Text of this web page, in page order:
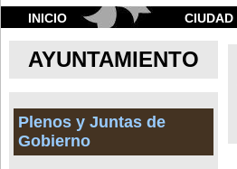
INICIO CIUDAD
AYUNTAMIENTO
Plenos y Juntas de
Gobierno